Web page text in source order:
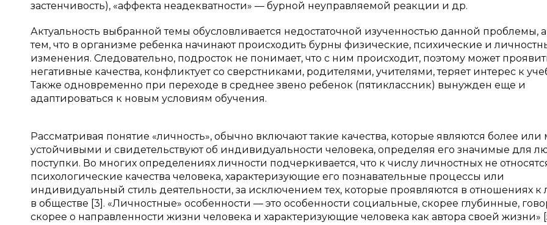
застенчивость), «аффекта неадекватности» — бурной неуправляемой реакции и др.
Актуальность выбранной темы обусловливается недостаточной изученностью данной проблемы,
тем, что в организме ребенка начинают происходить бурны физические, психические и
изменения. Следовательно, подросток не понимает, что с ним происходит, поэтому может
негативные качества, конфликтует со сверстниками, родителями, учителями, теряет интерес к
Также одновременно при переходе в среднее звено ребенок (пятиклассник) вынужден еще и
адаптироваться к новым условиям обучения.
Рассматривая понятие «личность», обычно включают такие качества, которые являются более или
устойчивыми и свидетельствуют об индивидуальности человека, определяя его значимые для
поступки. Во многих определениях личности подчеркивается, что к числу личностных не
психологические качества человека, характеризующие его познавательные процессы или
индивидуальный стиль деятельности, за исключением тех, которые проявляются в отношениях
в обществе [3]. «Личностные» особенности — это особенности социальные, скорее глубинные,
скорее о направленности жизни человека и характеризующие человека как автора своей жизни»